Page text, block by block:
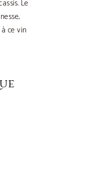
Le
ce vin